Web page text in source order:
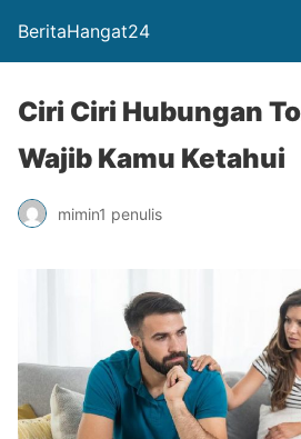
BeritaHangat24
Ciri Ciri Hubungan
Wajib Kamu Ketahui
mimin1 penulis